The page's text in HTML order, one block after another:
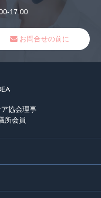
17:00
お問合せの前に
協会理事
所会員